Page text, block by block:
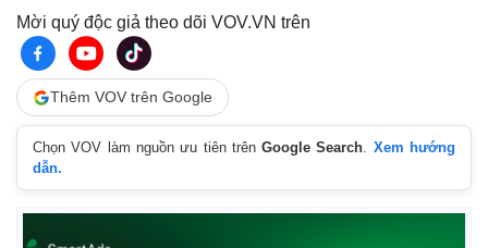
Mời quý độc giả theo dõi VOV.VN trên
Thêm VOV trên Google
Chọn VOV làm nguồn ưu tiên trênGoogle Search. Xem hướng
dẫn.